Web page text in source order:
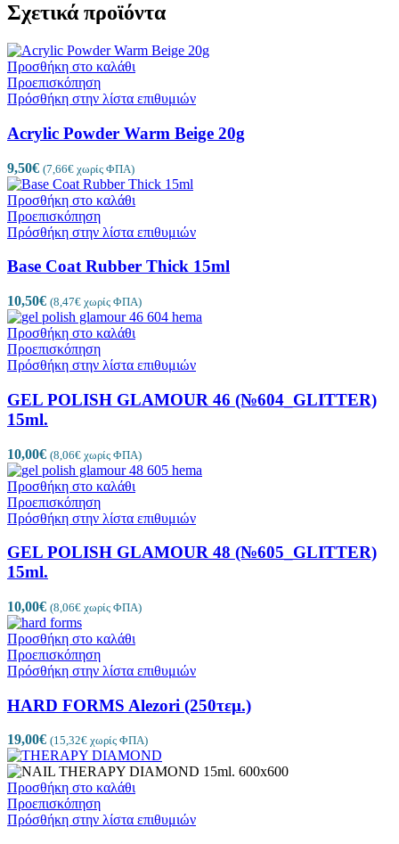
Σχετικά προϊόντα
Προσθήκη στο καλάθι
Προεπισκόπηση
Πρόσθήκη στην λίστα επιθυμιών
Acrylic Powder Warm Beige 20g
9,50€ (7,66€ χωρίς ΦΠΑ)
Προσθήκη στο καλάθι
Προεπισκόπηση
Πρόσθήκη στην λίστα επιθυμιών
Base Coat Rubber Thick 15ml
10,50€ (8,47€ χωρίς ΦΠΑ)
Προσθήκη στο καλάθι
Προεπισκόπηση
Πρόσθήκη στην λίστα επιθυμιών
GEL POLISH GLAMOUR 46 (№604_GLITTER)
15ml.
10,00€ (8,06€ χωρίς ΦΠΑ)
Προσθήκη στο καλάθι
Προεπισκόπηση
Πρόσθήκη στην λίστα επιθυμιών
GEL POLISH GLAMOUR 48 (№605_GLITTER)
15ml.
10,00€ (8,06€ χωρίς ΦΠΑ)
Προσθήκη στο καλάθι
Προεπισκόπηση
Πρόσθήκη στην λίστα επιθυμιών
HARD FORMS Alezori (250τεμ.)
19,00€ (15,32€ χωρίς ΦΠΑ)
Προσθήκη στο καλάθι
Προεπισκόπηση
Πρόσθήκη στην λίστα επιθυμιών